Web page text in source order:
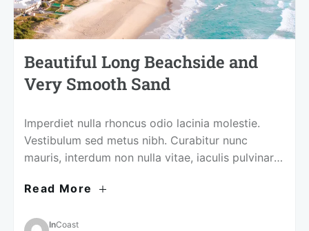
Beautiful Long Beachside and
Very Smooth Sand
Imperdiet nulla rhoncus odio lacinia molestie.
Vestibulum sed metus nibh. Curabitur nunc
mauris, interdum non nulla vitae, iaculis pulvinar
Read More
InCoast